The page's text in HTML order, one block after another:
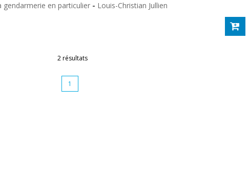
en particulier - Louis-Christian Jullien
2 résultats
1